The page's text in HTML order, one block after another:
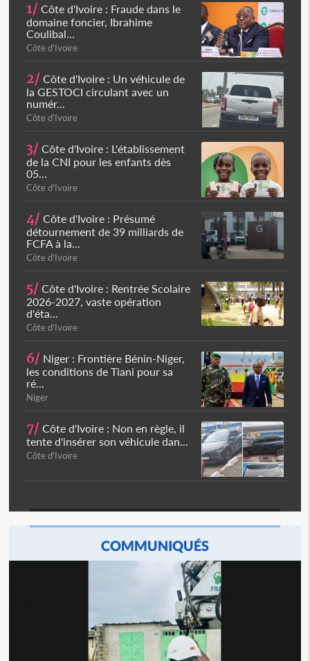
1/ Côte d'Ivoire : Fraude dans le
domaine foncier, Ibrahime
Coulibal...
Côte d'Ivoire
2/ Côte d'Ivoire : Un véhicule de
la GESTOCI circulant avec un
numér...
Côte d'Ivoire
3/ Côte d'Ivoire : L'établissement
de la CNI pour les enfants dès
05...
Côte d'Ivoire
4/ Côte d'Ivoire : Présumé
détournement de 39 milliards de
FCFA à la...
Côte d'Ivoire
5/ Côte d'Ivoire : Rentrée Scolaire
2026-2027, vaste opération
d'éta...
Côte d'Ivoire
6/ Niger : Frontière Bénin-Niger,
les conditions de Tiani pour sa
ré...
Niger
7/ Côte d'Ivoire : Non en règle, il
tente d'insérer son véhicule dan...
Côte d'Ivoire
COMMUNIQUÉS